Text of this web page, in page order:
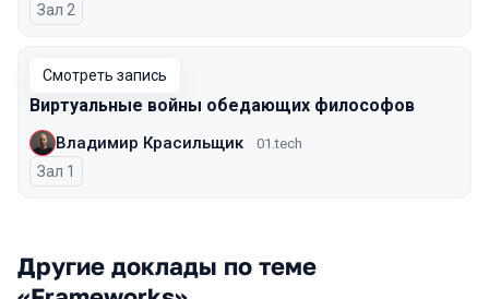
Зал 2
Смотреть запись
Виртуальные войны обедающих философов
Владимир Красильщик 01.tech
Зал 1
Другие доклады по теме